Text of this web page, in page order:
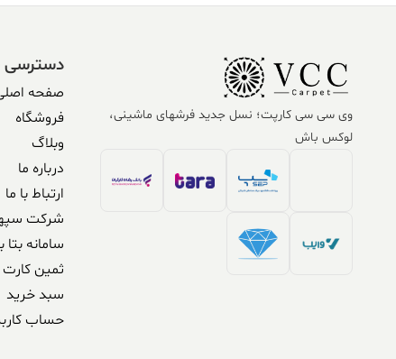
وی سی سی کارپت؛ نسل جدید فرشهای ماشینی،
لوکس باش
دسترسی
صفحه
فروشگاه
وبلاگ
درباره ما
ارتباط با ما
شرکت
سامانه بتا
ثمین کارت
سبد خرید
حساب